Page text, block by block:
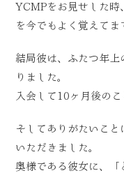
YCMPをお見せした時
を今でもよく覚えてま
結局彼は、ふたつ年
りました。
入会して10ヶ月後のこ
そしてありがたいこ
いただきました。
奥様である彼女に、「